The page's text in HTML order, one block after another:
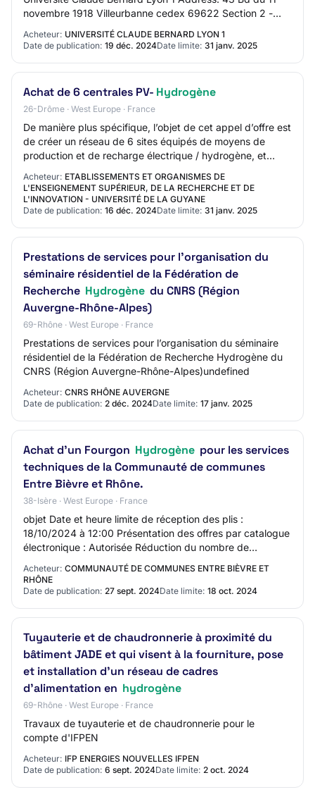
novembre 1918 Villeurbanne cedex 69622 Section 2 -
Communication Contact Name: N/C Contact Em…
Acheteur: UNIVERSITÉ CLAUDE BERNARD LYON 1
Date de publication: 19 déc. 2024Date limite: 31 janv. 2025
Achat de 6 centrales PV- Hydrogène
26-Drôme · West Europe · France
De manière plus spécifique, l’objet de cet appel d’offre est
de créer un réseau de 6 sites équipés de moyens de
production et de recharge électrique / hydrogène, et
Acheteur: ETABLISSEMENTS ET ORGANISMES DE
L'ENSEIGNEMENT SUPÉRIEUR, DE LA RECHERCHE ET DE
L'INNOVATION - UNIVERSITÉ DE LA GUYANE
Date de publication: 16 déc. 2024Date limite: 31 janv. 2025
Prestations de services pour l’organisation du
séminaire résidentiel de la Fédération de
Recherche Hydrogène du CNRS (Région
Auvergne-Rhône-Alpes)
69-Rhône · West Europe · France
Prestations de services pour l’organisation du séminaire
résidentiel de la Fédération de Recherche Hydrogène du
CNRS (Région Auvergne-Rhône-Alpes)undefined
Acheteur: CNRS RHÔNE AUVERGNE
Date de publication: 2 déc. 2024Date limite: 17 janv. 2025
Achat d'un Fourgon Hydrogène pour les services
techniques de la Communauté de communes
Entre Bièvre et Rhône.
38-Isère · West Europe · France
objet Date et heure limite de réception des plis :
18/10/2024 à 12:00 Présentation des offres par catalogue
électronique : Autorisée Réduction du nombre de
candidats : Non Possibilité d'attribution s…
Acheteur: COMMUNAUTÉ DE COMMUNES ENTRE BIÈVRE ET
RHÔNE
Date de publication: 27 sept. 2024Date limite: 18 oct. 2024
Tuyauterie et de chaudronnerie à proximité du
bâtiment JADE et qui visent à la fourniture, pose
et installation d'un réseau de cadres
d'alimentation en hydrogène
69-Rhône · West Europe · France
Travaux de tuyauterie et de chaudronnerie pour le
compte d'IFPEN
Acheteur: IFP ENERGIES NOUVELLES IFPEN
Date de publication: 6 sept. 2024Date limite: 2 oct. 2024